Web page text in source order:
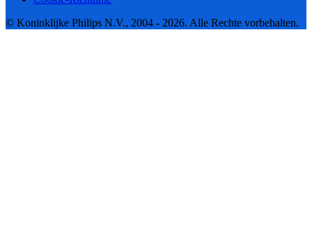
© Koninklijke Philips N.V., 2004 - 2026. Alle Rechte vorbehalten.